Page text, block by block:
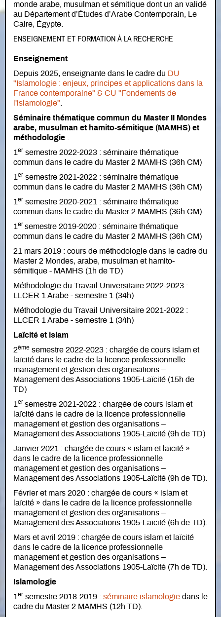
monde arabe, musulman et sémitique dont un an validé
au Département d’Études d’Arabe Contemporain, Le
Caire, Égypte.
ENSEIGNEMENT ET FORMATION À LA RECHERCHE
Enseignement
Depuis 2025, enseignante dans le cadre du DU
"Islamologie : enjeux, principes et applications dans la
France contemporaine" & CU "Fondements de
l'islamologie"
Séminaire thématique commun du Master II Mondes
arabe, musulman et hamito-sémitique (MAMHS) et
méthodologie :
1 er semestre 2022-2023 : séminaire thématique
commun dans le cadre du Master 2 MAMHS (36h CM)
1 er semestre 2021-2022 : séminaire thématique
commun dans le cadre du Master 2 MAMHS (36h CM)
1 er semestre 2020-2021 : séminaire thématique
commun dans le cadre du Master 2 MAMHS (36h CM)
1 er semestre 2019-2020 : séminaire thématique
commun dans le cadre du Master 2 MAMHS (36h CM)
21 mars 2019 : cours de méthodologie dans le cadre du
Master 2 Mondes, arabe, musulman et hamito-
sémitique - MAMHS (1h de TD)
Méthodologie du Travail Universitaire 2022-2023 :
LLCER 1 Arabe - semestre 1 (34h)
Méthodologie du Travail Universitaire 2021-2022 :
LLCER 1 Arabe - semestre 1 (34h)
Laïcité et islam
2ème semestre 2022-2023 : chargée de cours islam et
laïcité dans le cadre de la licence professionnelle
management et gestion des organisations –
Management des Associations 1905-Laïcité (15h de
TD)
1 er semestre 2021-2022 : chargée de cours islam et
laïcité dans le cadre de la licence professionnelle
management et gestion des organisations –
Management des Associations 1905-Laïcité (9h de TD)
Janvier 2021 : chargée de cours « islam et laïcité »
dans le cadre de la licence professionnelle
management et gestion des organisations –
Management des Associations 1905-Laïcité (9h de TD).
Février et mars 2020 : chargée de cours « islam et
laïcité » dans le cadre de la licence professionnelle
management et gestion des organisations –
Management des Associations 1905-Laïcité (6h de TD).
Mars et avril 2019 : chargée de cours islam et laïcité
dans le cadre de la licence professionnelle
management et gestion des organisations –
Management des Associations 1905-Laïcité (7h de TD).
Islamologie
1 er semestre 2018-2019 : séminaire islamologie dans le
cadre du Master 2 MAMHS (12h TD).